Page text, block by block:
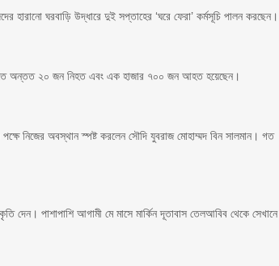
হারানো ঘরবাড়ি উদ্ধারে দুই সপ্তাহের ‘ঘরে ফেরা’ কর্মসূচি পালন করছেন।
অন্তত ২০ জন নিহত এবং এক হাজার ৭০০ জন আহত হয়েছেন।
নিজের অবস্থান স্পষ্ট করলেন সৌদি যুবরাজ মোহাম্মদ বিন সালমান। গত
দেন। পাশাপাশি আগামী মে মাসে মার্কিন দূতাবাস তেলআবিব থেকে সেখানে